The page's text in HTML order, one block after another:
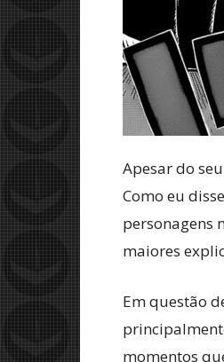
Apesar do
Como eu
personagens
maiores
Em questão
momentos